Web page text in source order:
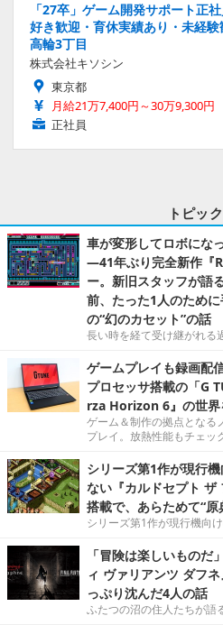
「27卒」ゲーム開発サポート正
好き歓迎・育休実績あり・未経
高輪3丁目
株式会社キソシン
東京都
月給21万7,400円～30万9,300円
正社員
トピッ
車が変形してロボにな
―41年ぶり完全新作『
ー。新旧スタッフが語
前、たった1人のため
の“幻のカセット”の話
長い時を経て受け継がれる
ゲームプレイも録画配
プロセッサ搭載の「G
rza Horizon 6』の世界
ゲーム＆制作の拠点となる
プレイ。放熱性能もチェッ
シリーズ第1作が現行
ない『カルドセプト ザ
搭載で、あらためて“
シリーズ第1作が現行機向
「冒険は楽しいものだ
ィ ヴァリアンツ ダフ
っぷり沈んだ4人の話
ふたつの沼の住人たちが語